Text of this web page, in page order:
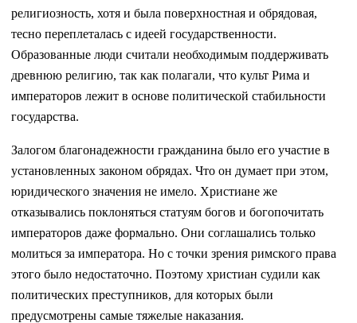
религиозность, хотя и была поверхностная и обрядовая,
тесно переплеталась с идеей государственности.
Образованные люди считали необходимым поддерживать
древнюю религию, так как полагали, что культ Рима и
императоров лежит в основе политической стабильности
государства.
Залогом благонадежности гражданина было его участие в
установленных законом обрядах. Что он думает при этом,
юридического значения не имело. Христиане же
отказывались поклоняться статуям богов и богопочитать
императоров даже формально. Они соглашались только
молиться за императора. Но с точки зрения римского права
этого было недостаточно. Поэтому христиан судили как
политических преступников, для которых были
предусмотрены самые тяжелые наказания.